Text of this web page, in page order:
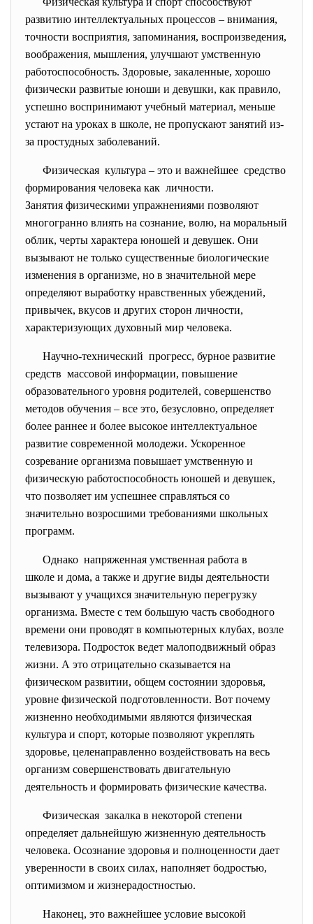
развитию интеллектуальных процессов – внимания,
точности восприятия, запоминания, воспроизведения,
воображения, мышления, улучшают умственную
работоспособность. Здоровые, закаленные, хорошо
физически развитые юноши и девушки, как правило,
успешно воспринимают учебный материал, меньше
устают на уроках в школе, не пропускают занятий из-
за простудных заболеваний.
Физическая культура – это и важнейшее средство
формирования человека как личности.
Занятия физическими упражнениями позволяют
многогранно влиять на сознание, волю, на моральный
облик, черты характера юношей и девушек. Они
вызывают не только существенные биологические
изменения в организме, но в значительной мере
определяют выработку нравственных убеждений,
привычек, вкусов и других сторон личности,
характеризующих духовный мир человека.
Научно-технический прогресс, бурное развитие
средств массовой информации, повышение
образовательного уровня родителей, совершенство
методов обучения – все это, безусловно, определяет
более раннее и более высокое интеллектуальное
развитие современной молодежи. Ускоренное
созревание организма повышает умственную и
физическую работоспособность юношей и девушек,
что позволяет им успешнее справляться со
значительно возросшими требованиями школьных
программ.
Однако напряженная умственная работа в
школе и дома, а также и другие виды деятельности
вызывают у учащихся значительную перегрузку
организма. Вместе с тем большую часть свободного
времени они проводят в компьютерных клубах, возле
телевизора. Подросток ведет малоподвижный образ
жизни. А это отрицательно сказывается на
физическом развитии, общем состоянии здоровья,
уровне физической подготовленности. Вот почему
жизненно необходимыми являются физическая
культура и спорт, которые позволяют укреплять
здоровье, целенаправленно воздействовать на весь
организм совершенствовать двигательную
деятельность и формировать физические качества.
Физическая закалка в некоторой степени
определяет дальнейшую жизненную деятельность
человека. Осознание здоровья и полноценности дает
уверенности в своих силах, наполняет бодростью,
оптимизмом и жизнерадостностью.
Наконец, это важнейшее условие высокой